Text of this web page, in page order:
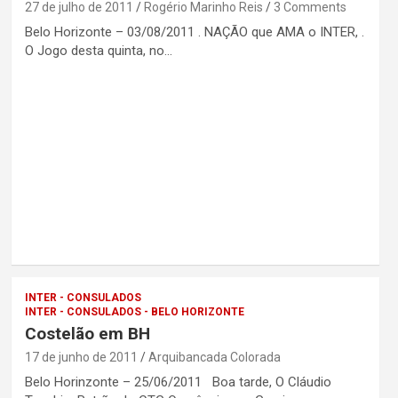
27 de julho de 2011 Rogério Marinho Reis 3 Comments
Belo Horizonte – 03/08/2011 . NAÇÃO que AMA o INTER, .
O Jogo desta quinta, no…
INTER - CONSULADOS
INTER - CONSULADOS - BELO HORIZONTE
Costelão em BH
17 de junho de 2011 Arquibancada Colorada
Belo Horinzonte – 25/06/2011 Boa tarde, O Cláudio